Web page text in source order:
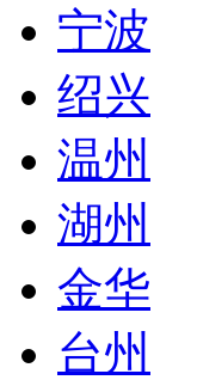
宁波
绍兴
温州
湖州
金华
台州